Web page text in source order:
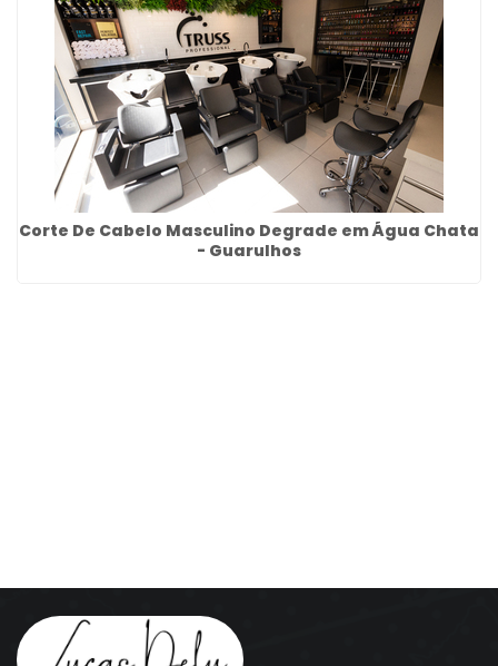
Corte De Cabelo Masculino Degrade em Água Chata
- Guarulhos